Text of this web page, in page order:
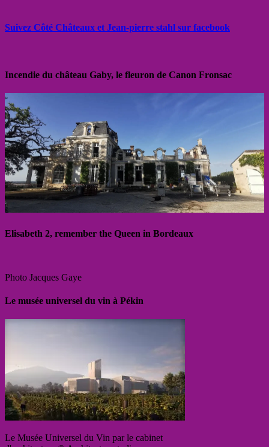
Suivez Côté Châteaux et Jean-pierre stahl sur facebook
Incendie du château Gaby, le fleuron de Canon Fronsac
Elisabeth 2, remember the Queen in Bordeaux
Photo Jacques Gaye
Le musée universel du vin à Pékin
Le Musée Universel du Vin par le cabinet